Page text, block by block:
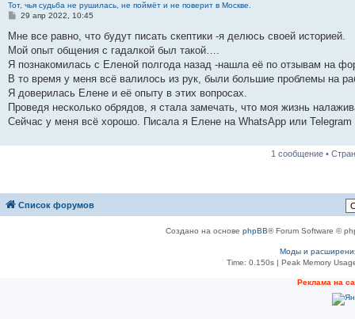
Тот, чья судьба не рушилась, не поймёт и не поверит в Москве.
С
о
щ
е
и
е
29 апр 2022, 10:45
Мне все равно, что будут писать скептики -я делюсь своей историей.
Мой опыт общения с гадалкой был такой….
Я познакомилась с Еленой полгода назад -нашла её по отзывам на
В то время у меня всё валилось из рук, были большие проблемы на
Я доверилась Елене и её опыту в этих вопросах.
Проведя несколько обрядов, я стала замечать, что моя жизнь
Сейчас у меня всё хорошо. Писала я Елене на WhatsApp или Telegram
1 сообщение •
Список форумов
Создано на основе phpBB® Forum Software ©
Моды и
Time: 0.150s| Peak Memory
Реклама на